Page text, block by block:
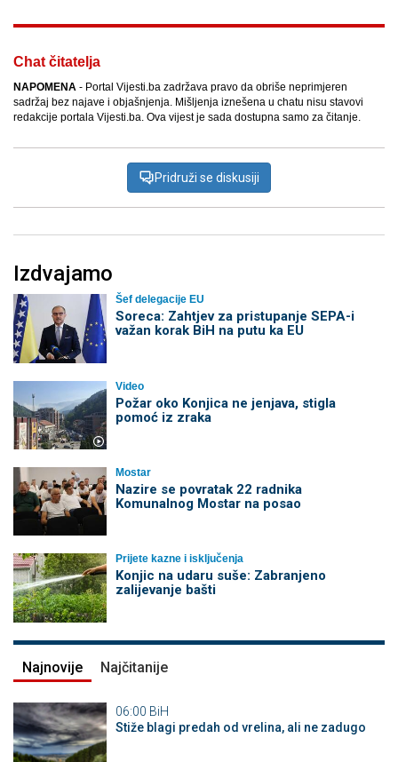
Chat čitatelja
NAPOMENA - Portal Vijesti.ba zadržava pravo da obriše neprimjeren
sadržaj bez najave i objašnjenja. Mišljenja iznešena u chatu nisu stavovi
redakcije portala Vijesti.ba. Ova vijest je sada dostupna samo za čitanje.
Pridruži se diskusiji
Izdvajamo
Šef delegacije EU
Soreca: Zahtjev za pristupanje SEPA-i
važan korak BiH na putu ka EU
Video
Požar oko Konjica ne jenjava, stigla
pomoć iz zraka
Mostar
Nazire se povratak 22 radnika
Komunalnog Mostar na posao
Prijete kazne i isključenja
Konjic na udaru suše: Zabranjeno
zalijevanje bašti
Najnovije Najčitanije
06:00 BiH
Stiže blagi predah od vrelina, ali ne zadugo